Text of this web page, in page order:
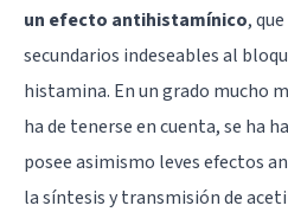
un efecto antihistamínico,
secundarios indeseables al
histamina. En un grado mucho
ha de tenerse en cuenta, se ha
posee asimismo leves efectos
la síntesis y transmisión de